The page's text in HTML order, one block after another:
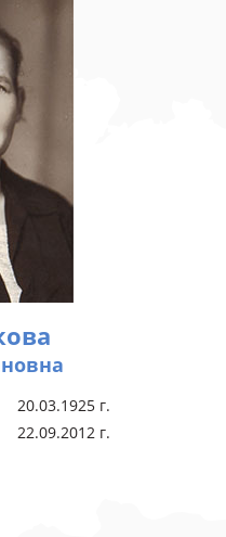
20.03.1925 г.
22.09.2012 г.